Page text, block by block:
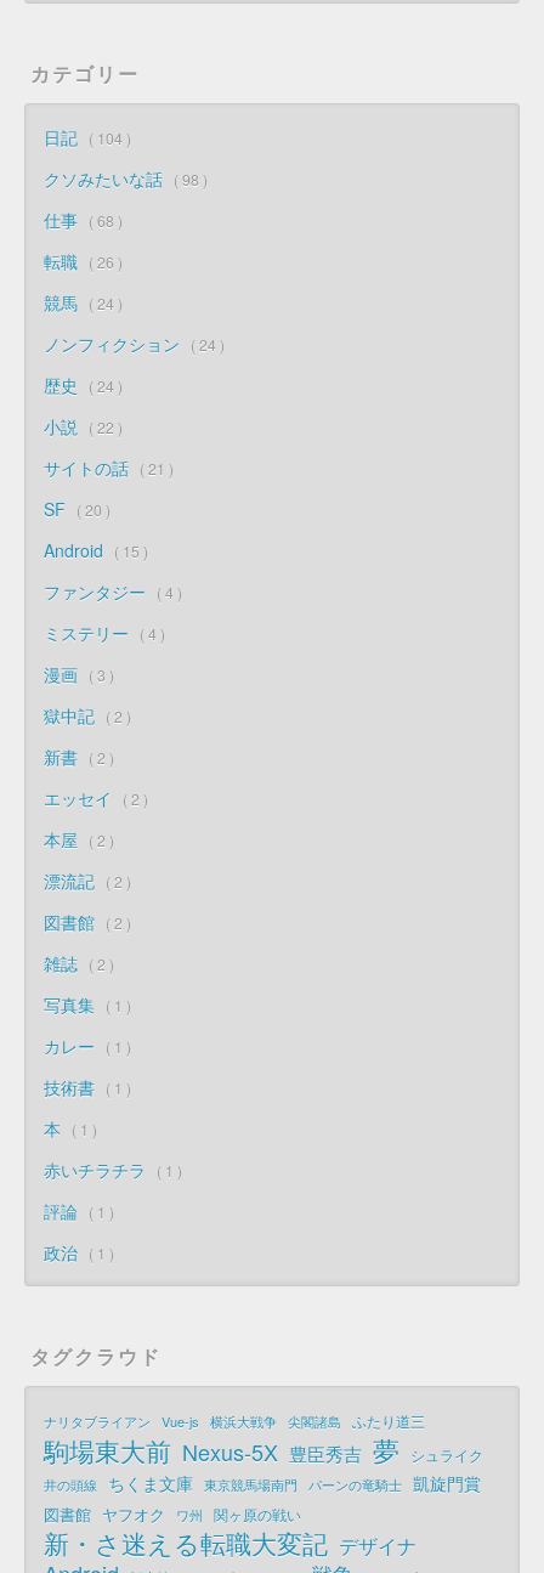
カテゴリー
日記 104
クソみたいな話 98
仕事 68
転職 26
競馬 24
ノンフィクション 24
歴史 24
小説 22
サイトの話 21
SF 20
Android 15
ファンタジー 4
ミステリー 4
漫画 3
獄中記 2
新書 2
エッセイ 2
本屋 2
漂流記 2
図書館 2
雑誌 2
写真集 1
カレー 1
技術書 1
本 1
赤いチラチラ 1
評論 1
政治 1
タグクラウド
ナリタブライアン Vue-js 横浜大戦争 尖閣諸島 ふたり道三
駒場東大前 Nexus-5X 豊臣秀吉 夢 シュライク
井の頭線 ちくま文庫 東京競馬場南門 パーンの竜騎士 凱旋門賞
図書館 ヤフオク ワ州 関ヶ原の戦い
新・さ迷える転職大変記 デザイナ